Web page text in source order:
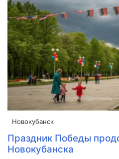
Новокубанск
Праздник Победы
Новокубанска